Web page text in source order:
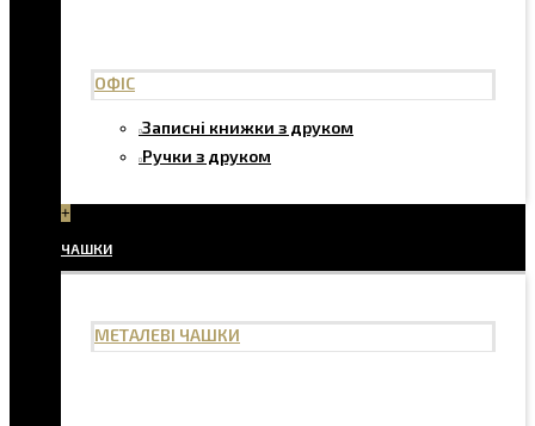
ОФІС
Записні книжки з друком
Ручки з друком
+
ЧАШКИ
МЕТАЛЕВІ ЧАШКИ